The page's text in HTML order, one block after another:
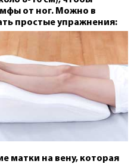
от ног. Можно в
простыеупражнения:
матки на вену, которая